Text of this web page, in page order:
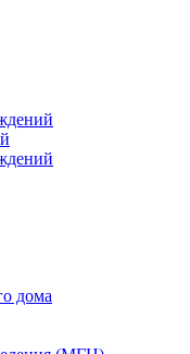
дома